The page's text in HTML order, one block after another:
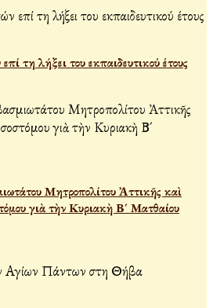
τη λήξει του εκπαιδευτικού έτους
Μητροπολίτου Ἀττικῆς καὶ
γιὰ τὴν Κυριακὴ Β´ Ματθαίου